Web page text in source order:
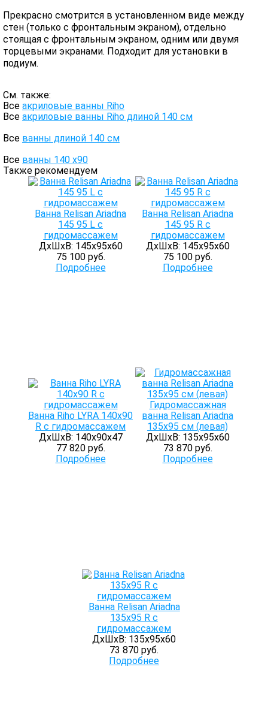
Прекрасно смотрится в установленном виде между
стен (только с фронтальным экраном), отдельно
стоящая с фронтальным экраном, одним или двумя
торцевыми экранами. Подходит для установки в
подиум.
См. также:
Все акриловые ванны Riho
Все акриловые ванны Riho длиной 140 см
Все ванны длиной 140 см
Все ванны 140 х90
Также рекомендуем
Ванна Relisan Ariadna
145 95 L с
гидромассажем
ДхШхВ: 145х95х60
75 100 руб.
Подробнее
Ванна Relisan Ariadna
145 95 R с
гидромассажем
ДхШхВ: 145х95х60
75 100 руб.
Подробнее
Ванна Riho LYRA 140x90
R с гидромассажем
ДхШхВ: 140х90х47
77 820 руб.
Подробнее
Гидромассажная
ванна Relisan Ariadna
135x95 см (левая)
ДхШхВ: 135х95х60
73 870 руб.
Подробнее
Ванна Relisan Ariadna
135x95 R с
гидромассажем
ДхШхВ: 135х95х60
73 870 руб.
Подробнее